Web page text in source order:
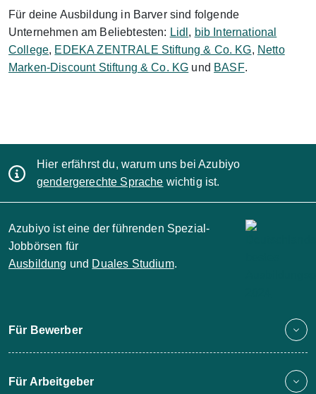
Für deine Ausbildung in Barver sind folgende
Unternehmen am Beliebtesten: Lidl , bib International
College, EDEKA ZENTRALE Stiftung & Co. KG, Netto
Marken-Discount Stiftung & Co. KG und BASF.
Hier erfährst du, warum uns bei Azubiyo
gendergerechte Sprache wichtig ist.
Azubiyo ist eine der führenden Spezial-
Jobbörsen für
Ausbildung und Duales Studium.
Für Bewerber
Für Arbeitgeber